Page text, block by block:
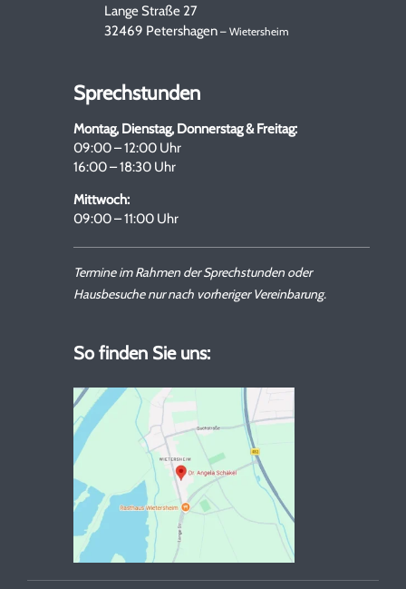
Lange Straße 27
32469 Petershagen – Wietersheim
So finden Sie uns:
Sprechstunden
Montag, Dienstag, Donnerstag & Freitag:
09:00 – 12:00 Uhr
16:00 – 18:30 Uhr
Mittwoch:
09:00 – 11:00 Uhr
Termine im Rahmen der Sprechstunden oder
Hausbesuche nur nach vorheriger Vereinbarung.